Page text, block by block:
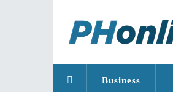
Business